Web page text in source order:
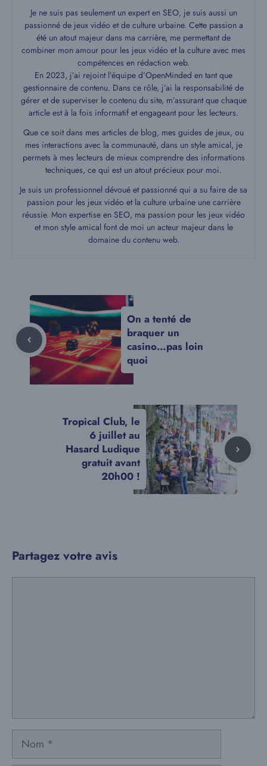
Je ne suis pas seulement un expert en SEO, je suis aussi un
passionné de jeux vidéo et de culture urbaine. Cette passion a
été un atout majeur dans ma carrière, me permettant de
combiner mon amour pour les jeux vidéo et la culture avec mes
compétences en rédaction web.
En 2023, j’ai rejoint l’équipe d’OpenMinded en tant que
gestionnaire de contenu. Dans ce rôle, j’ai la responsabilité de
gérer et de superviser le contenu du site, m’assurant que chaque
article est à la fois informatif et engageant pour les lecteurs.
Que ce soit dans mes articles de blog, mes guides de jeux, ou
mes interactions avec la communauté, dans un style amical, je
permets à mes lecteurs de mieux comprendre des informations
techniques, ce qui est un atout précieux pour moi.
Je suis un professionnel dévoué et passionné qui a su faire de sa
passion pour les jeux vidéo et la culture urbaine une carrière
réussie. Mon expertise en SEO, ma passion pour les jeux vidéo
et mon style amical font de moi un acteur majeur dans le
domaine du contenu web.
On a tenté de
braquer un
casino…pas loin
quoi
Tropical Club, le
6 juillet au
Hasard Ludique
gratuit avant
20h00 !
Partagez votre avis
Nom